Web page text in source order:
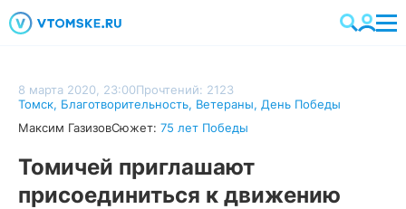
8 марта 2020, 23:00Прочтений: 2123
Томск, Благотворительность, Ветераны, День Победы
Максим ГазизовСюжет: 75 лет Победы
Томичей приглашают
присоединиться к движению